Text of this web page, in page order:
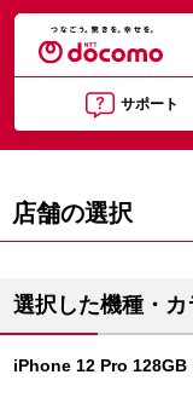
サポート
店舗の選択
選択した機種・カ
iPhone 12 Pro 128GB